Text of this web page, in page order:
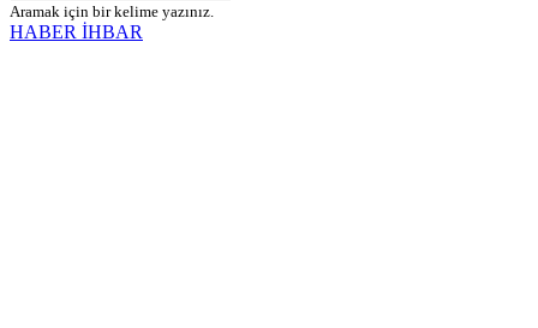
Aramak için bir kelime yazınız.
HABER İHBAR